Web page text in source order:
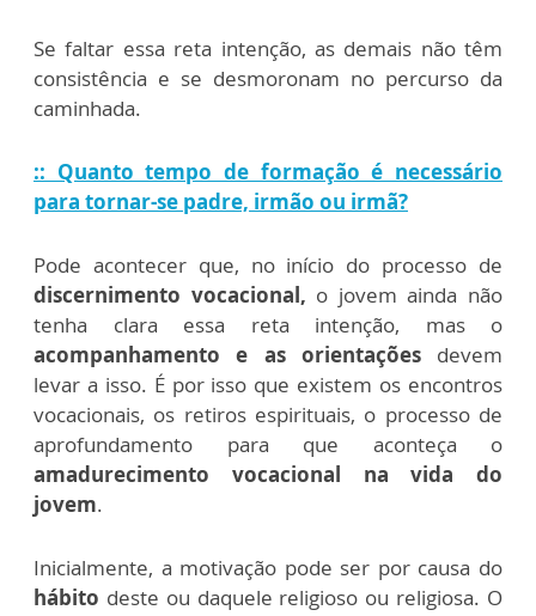
Se faltar essa reta intenção, as demais não têm
consistência e se desmoronam no percurso da
caminhada.
:: Quanto tempo de formação é necessário
para tornar-se padre, irmão ou irmã?
Pode acontecer que, no início do processo de
discernimento vocacional, o jovem ainda não
tenha clara essa reta intenção, mas o
acompanhamento e as orientaçõesdevem
levar a isso. É por isso que existem os encontros
vocacionais, os retiros espirituais, o processo de
aprofundamento para que aconteça o
amadurecimento vocacional na vida do
jovem.
Inicialmente, a motivação pode ser por causa do
hábito deste ou daquele religioso ou religiosa. O